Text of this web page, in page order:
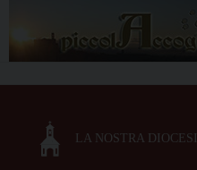
LA NOSTRA DIOCESI